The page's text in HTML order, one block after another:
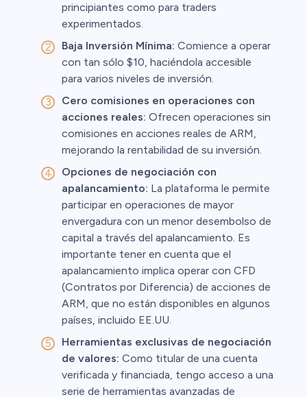
principiantes como para traders
experimentados.
Baja Inversión Mínima: Comience a operar
con tan sólo $10, haciéndola accesible
para varios niveles de inversión.
Cero comisiones en operaciones con
acciones reales: Ofrecen operaciones sin
comisiones en acciones reales de ARM,
mejorando la rentabilidad de su inversión.
Opciones de negociación con
apalancamiento: La plataforma le permite
participar en operaciones de mayor
envergadura con un menor desembolso de
capital a través del apalancamiento. Es
importante tener en cuenta que el
apalancamiento implica operar con CFD
(Contratos por Diferencia) de acciones de
ARM, que no están disponibles en algunos
países, incluido EE.UU.
Herramientas exclusivas de negociación
de valores: Como titular de una cuenta
verificada y financiada, tengo acceso a una
serie de herramientas avanzadas de